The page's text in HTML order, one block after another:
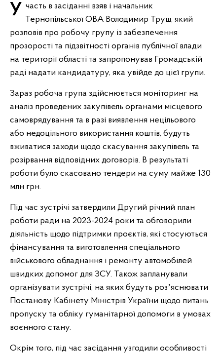
Участь в засіданні взяв і начальник Тернопільської ОВА Володимир Труш, який
розповів про робочу групу із забезпечення
прозорості та підзвітності органів публічної влади
на території області та запропонував Громадській
раді надати кандидатуру, яка увійде до цієї групи.
Зараз робоча група здійснюється моніторинг на
аналіз проведених закупівель органами місцевого
самоврядування та в разі виявлення нецільового
або недоцільного використання коштів, будуть
вживатися заходи щодо скасування закупівель та
розірвання відповідних договорів. В результаті
роботи було скасовано тендери на суму майже 130
млн грн.
Під час зустрічі затвердили Другий річний план
роботи ради на 2023-2024 роки та обговорили
діяльність щодо підтримки проєктів, які стосуються
фінансування та виготовлення спеціального
військового обладнання і ремонту автомобілей
швидких допомог для ЗСУ. Також запланували
організувати зустрічі, на яких будуть розʼяснювати
Постанову Кабінету Міністрів України щодо питань
пропуску та обліку гуманітарної допомоги в умовах
воєнного стану.
Окрім того, під час засідання узгодили особливості